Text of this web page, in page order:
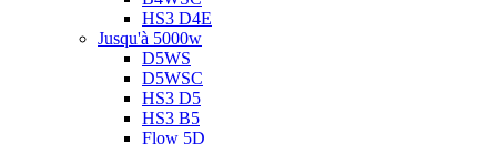
HS3 D4E
Jusqu'à 5000w
D5WS
D5WSC
HS3 D5
HS3 B5
Flow 5D